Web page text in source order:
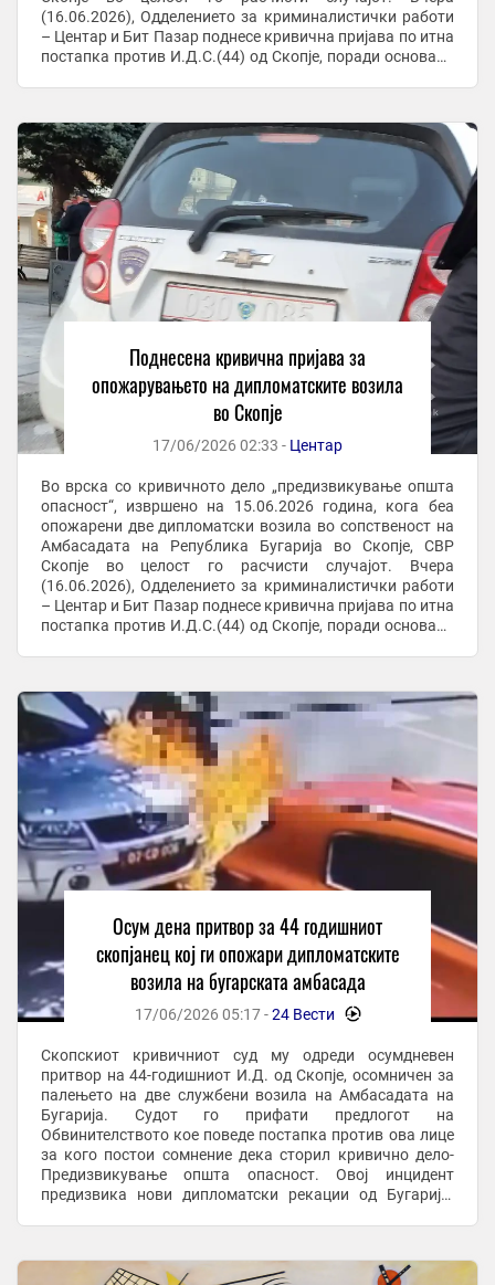
(16.06.2026), Одделението за криминалистички работи
– Центар и Бит Пазар поднесе кривична пријава по итна
постапка против И.Д.С.(44) од Скопје, поради основано
Поднесена кривична пријава за
опожарувањето на дипломатските возила
во Скопје
17/06/2026 02:33 - Центар
Во врска со кривичното дело „предизвикување општа
опасност“, извршено на 15.06.2026 година, кога беа
опожарени две дипломатски возила во сопственост на
Амбасадата на Република Бугарија во Скопје, СВР
Скопје во целост го расчисти случајот. Вчера
(16.06.2026), Одделението за криминалистички работи
– Центар и Бит Пазар поднесе кривична пријава по итна
постапка против И.Д.С.(44) од Скопје, поради основано
Осум дена притвор за 44 годишниот
скопјанец кој ги опожари дипломатските
возила на бугарската амбасада
17/06/2026 05:17 -24 Вести -
Скопскиот кривичниот суд му одреди осумдневен
притвор на 44-годишниот И.Д. од Скопје, осомничен за
палењето на две службени возила на Амбасадата на
Бугарија. Судот го прифати предлогот на
Обвинителството кое поведе постапка против ова лице
за кого постои сомнение дека сторил кривично дело-
Предизвикување општа опасност. Овој инцидент
предизвика нови дипломатски рекации од Бугарија.